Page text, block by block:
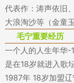
代表作：涛声依旧
大浪淘沙等（金童
毛宁重要经历
一个人的人生年华-
是在18岁就进入歌
1987年 18岁加盟